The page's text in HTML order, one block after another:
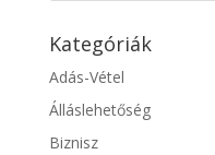
Kategóriák
Adás-Vétel
Álláslehetőség
Biznisz